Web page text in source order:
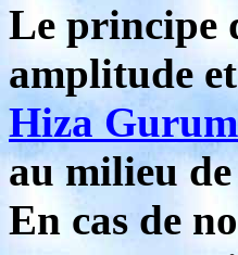
Le principe
amplitude
Hiza
au milieu
En cas de